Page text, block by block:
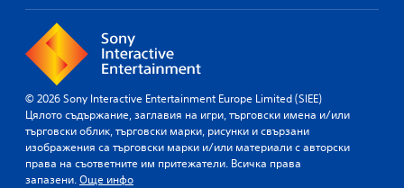
© 2026 Sony Interactive Entertainment Europe Limited (SIEE)
Цялото съдържание, заглавия на игри, търговски имена и/или
търговски облик, търговски марки, рисунки и свързани
изображения са търговски марки и/или материали с авторски
права на съответните им притежатели. Всичка права
запазени.Още инфо